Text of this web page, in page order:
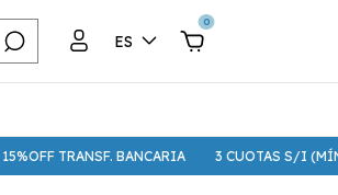
ES
0
TRANSF. BANCARIA 3 CUOTAS S/I